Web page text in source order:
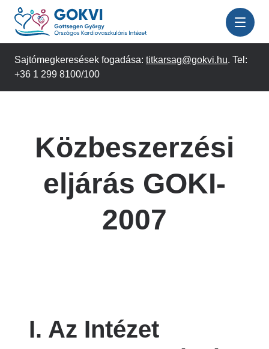
Ugrás
tartalomra
Sajtómegkeresések fogadása: titkarsag@gokvi.hu. Tel:
+36 1 299 8100/100
Közbeszerzési
eljárás GOKI-
2007
I. Az Intézet